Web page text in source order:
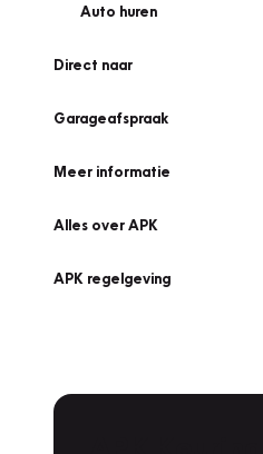
Auto huren
Direct naar
Garageafspraak
Meer informatie
Alles over APK
APK regelgeving